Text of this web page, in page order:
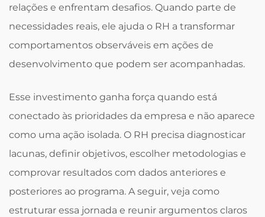
relações e enfrentam desafios. Quando parte de
necessidades reais, ele ajuda o RH a transformar
comportamentos observáveis em ações de
desenvolvimento que podem ser acompanhadas.
Esse investimento ganha força quando está
conectado às prioridades da empresa e não aparece
como uma ação isolada. O RH precisa diagnosticar
lacunas, definir objetivos, escolher metodologias e
comprovar resultados com dados anteriores e
posteriores ao programa. A seguir, veja como
estruturar essa jornada e reunir argumentos claros